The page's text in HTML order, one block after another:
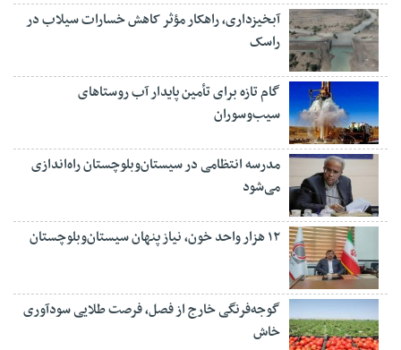
آبخیزداری، راهکار مؤثر کاهش خسارات سیلاب در
راسک
گام تازه برای تأمین پایدار آب روستاهای
سیب‌وسوران
مدرسه انتظامی در سیستان‌وبلوچستان راه‌اندازی
می‌شود
۱۲ هزار واحد خون، نیاز پنهان سیستان‌وبلوچستان
گوجه‌فرنگی خارج از فصل، فرصت طلایی سودآوری
خاش